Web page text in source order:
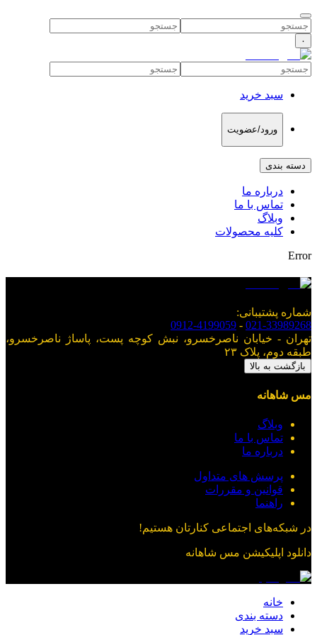
۰
سبد خرید
ورود/عضویت
دسته بندی
درباره ما
تماس با ما
وبلاگ
کلیه محصولات
Error
شماره پشتیبانی:
021-33989268
-
0912-4199059
تهران - خیابان ناصرخسرو، نبش کوچه پست، پاساژ ناصرخسرو،
طبقه دوم، پلاک ۲۳
بازگشت به بالا
مس شاهانه
وبلاگ
تماس با ما
درباره ما
پرسش های متداول
قوانین و مقررات
راهنما
در شبکه‌های اجتماعی کنارتان هستیم!
دانلود اپلیکیشن مس شاهانه
خانه
دسته بندی
سبد خرید